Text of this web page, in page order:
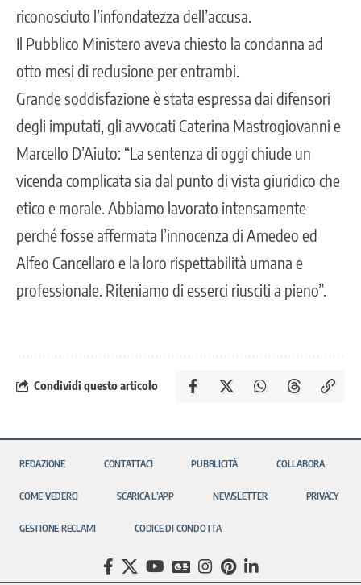
riconosciuto l’infondatezza dell’accusa.
Il Pubblico Ministero aveva chiesto la condanna ad
otto mesi di reclusione per entrambi.
Grande soddisfazione è stata espressa dai difensori
degli imputati, gli avvocati Caterina Mastrogiovanni e
Marcello D’Aiuto: “La sentenza di oggi chiude un
vicenda complicata sia dal punto di vista giuridico che
etico e morale. Abbiamo lavorato intensamente
perché fosse affermata l’innocenza di Amedeo ed
Alfeo Cancellaro e la loro rispettabilità umana e
professionale. Riteniamo di esserci riusciti a pieno”.
Condividi questo articolo
REDAZIONE CONTATTACI PUBBLICITÀ COLLABORA
COME VEDERCI SCARICA L’APP NEWSLETTER PRIVACY
GESTIONE RECLAMI CODICE DI CONDOTTA